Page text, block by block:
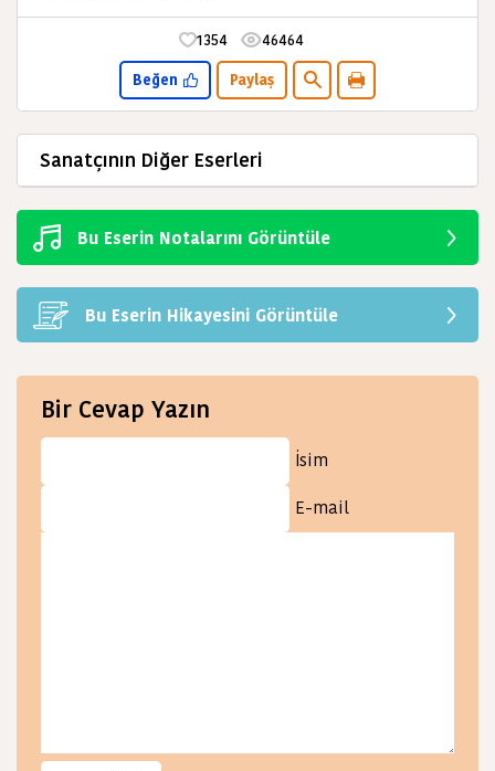
1354 46464
Beğen Paylaş
Sanatçının Diğer Eserleri
Bu Eserin Notalarını Görüntüle
Bu Eserin Hikayesini Görüntüle
Bir Cevap Yazın
İsim
E-mail